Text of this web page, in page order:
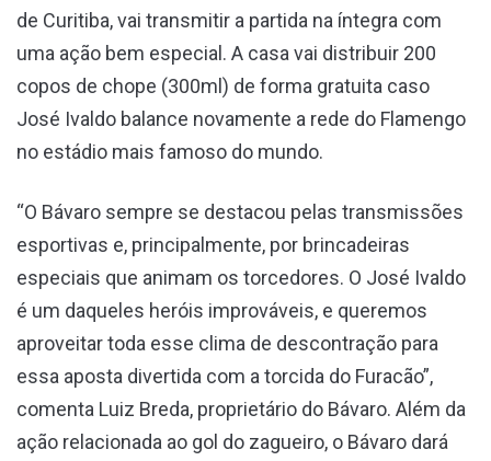
de Curitiba, vai transmitir a partida na íntegra com
uma ação bem especial. A casa vai distribuir 200
copos de chope (300ml) de forma gratuita caso
José Ivaldo balance novamente a rede do Flamengo
no estádio mais famoso do mundo.
“O Bávaro sempre se destacou pelas transmissões
esportivas e, principalmente, por brincadeiras
especiais que animam os torcedores. O José Ivaldo
é um daqueles heróis improváveis, e queremos
aproveitar toda esse clima de descontração para
essa aposta divertida com a torcida do Furacão”,
comenta Luiz Breda, proprietário do Bávaro. Além da
ação relacionada ao gol do zagueiro, o Bávaro dará